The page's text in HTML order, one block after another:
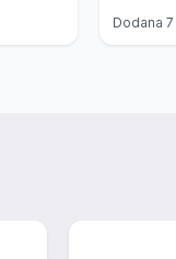
Dodana